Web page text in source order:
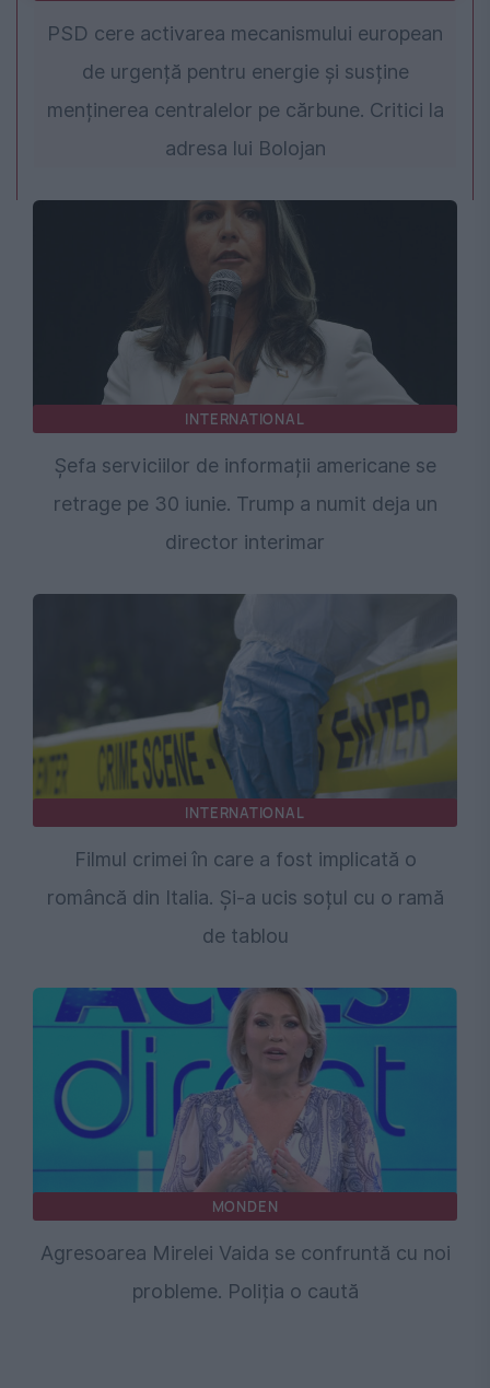
PSD cere activarea mecanismului european
de urgență pentru energie și susține
menținerea centralelor pe cărbune. Critici la
adresa lui Bolojan
INTERNATIONAL
Șefa serviciilor de informații americane se
retrage pe 30 iunie. Trump a numit deja un
director interimar
INTERNATIONAL
Filmul crimei în care a fost implicată o
româncă din Italia. Și-a ucis soțul cu o ramă
de tablou
MONDEN
Agresoarea Mirelei Vaida se confruntă cu noi
probleme. Poliția o caută